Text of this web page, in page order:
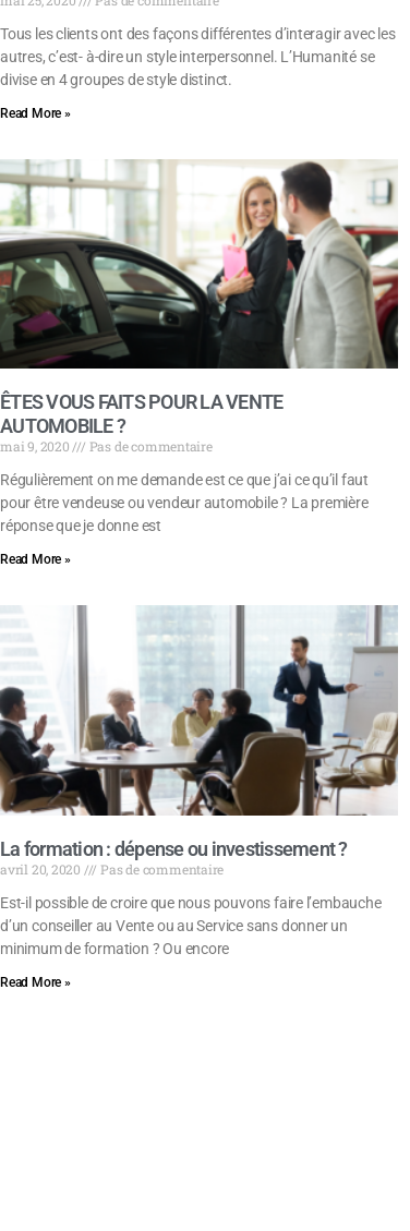
Tous les clients ont des façons différentes d’interagir avec les
autres, c’est- à-dire un style interpersonnel. L’Humanité se
divise en 4 groupes de style distinct.
Read More »
ÊTES VOUS FAITS POUR LA VENTE
AUTOMOBILE ?
mai 9, 2020
Pas de commentaire
Régulièrement on me demande est ce que j’ai ce qu’il faut
pour être vendeuse ou vendeur automobile ? La première
réponse que je donne est
Read More »
La formation : dépense ou investissement ?
avril 20, 2020
Pas de commentaire
Est-il possible de croire que nous pouvons faire l’embauche
d’un conseiller au Vente ou au Service sans donner un
minimum de formation ? Ou encore
Read More »